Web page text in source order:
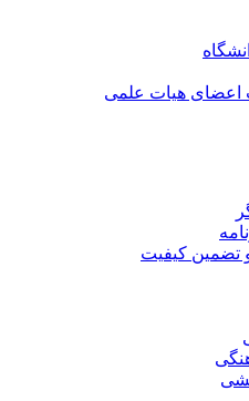
اعضای هیات علمی
تضمین کیفیت